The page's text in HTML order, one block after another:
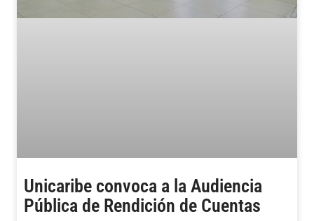
Unicaribe convoca a la Audiencia
Pública de Rendición de Cuentas